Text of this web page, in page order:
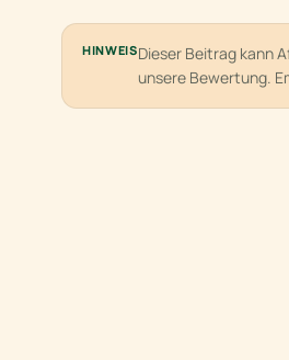
HINWEISDieser Beitrag kann
unsere Bewertung.